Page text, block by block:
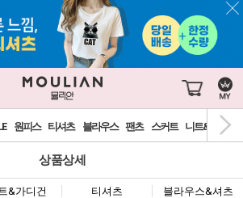
원피스 티셔츠 블라우스 팬츠 스커트 니트&가디건
상품상세
&가디건 티셔츠 블라우스&셔츠